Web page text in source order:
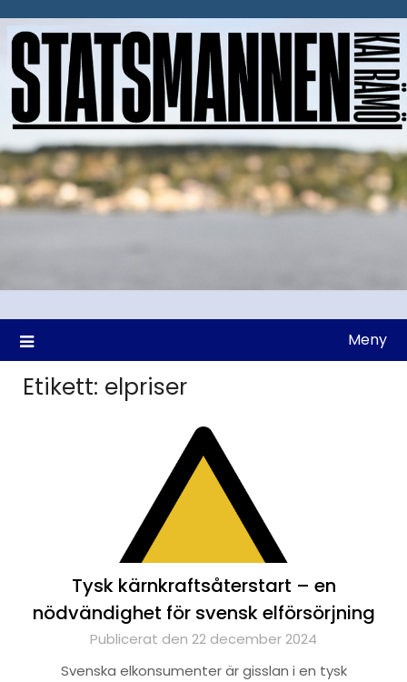
till
Meny
Etikett: elpriser
Tysk kärnkraftsåterstart – en
nödvändighet för svensk elförsörjning
Publicerat den 22 december 2024
Svenska elkonsumenter är gisslan i en tysk